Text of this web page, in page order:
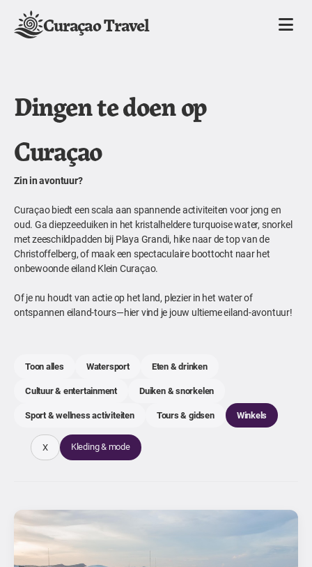
Curaçao Travel
Dingen te doen op
Curaçao
Zin in avontuur?
Curaçao biedt een scala aan spannende activiteiten voor jong en
oud. Ga diepzeeduiken in het kristalheldere turquoise water, snorkel
met zeeschildpadden bij Playa Grandi, hike naar de top van de
Christoffelberg, of maak een spectaculaire boottocht naar het
onbewoonde eiland Klein Curaçao.
Of je nu houdt van actie op het land, plezier in het water of
ontspannen eiland-tours—hier vind je jouw ultieme eiland-avontuur!
Toon alles Watersport
Eten & drinken
Cultuur & entertainment
Duiken & snorkelen
Sport & wellness activiteiten
Tours & gidsen Winkels
X Kleding & mode